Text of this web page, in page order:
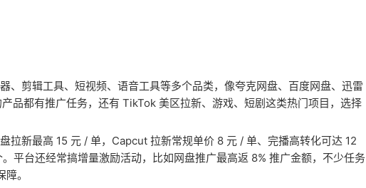
、剪辑工具、短视频、语音工具等多个品类，像夸克网盘、百度网盘、迅雷
品都有推广任务，还有 TikTok 美区拉新、游戏、短剧这类热门项目，选择
拉新最高 15 元 / 单，Capcut 拉新常规单价 8 元 / 单、完播高转化可达 12
平台还经常搞增量激励活动，比如网盘推广最高返 8% 推广金额，不少任务
。